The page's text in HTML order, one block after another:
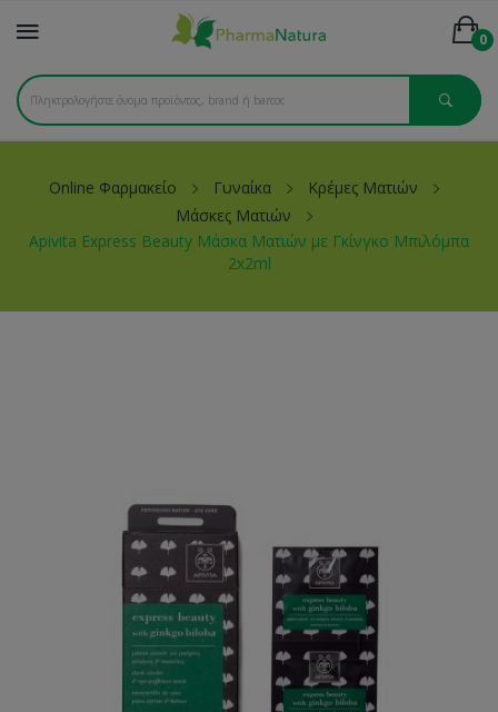
0
Online Φαρμακείο Γυναίκα
Κρέμες Ματιών
Μάσκες Ματιών
Apivita Express Beauty Μάσκα Ματιών με Γκίνγκο Μπιλόμπα
2x2ml